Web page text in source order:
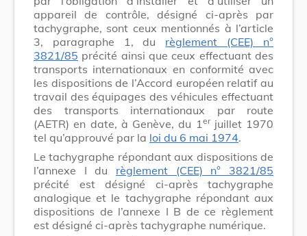
appareil de contrôle, désigné ci-après par
tachygraphe, sont ceux mentionnés à l’article
3, paragraphe 1, du règlement (CEE) n°
3821/85 précité ainsi que ceux effectuant des
transports internationaux en conformité avec
les dispositions de l’Accord européen relatif au
travail des équipages des véhicules effectuant
des transports internationaux par route
(AETR) en date, à Genève, du 1 erjuillet 1970
tel qu’approuvé par la loi du 6 mai 1974.
Le tachygraphe répondant aux dispositions de
l’annexe I du règlement (CEE) n° 3821/85
précité est désigné ci-après tachygraphe
analogique et le tachygraphe répondant aux
dispositions de l’annexe I B de ce règlement
est désigné ci-après tachygraphe numérique.